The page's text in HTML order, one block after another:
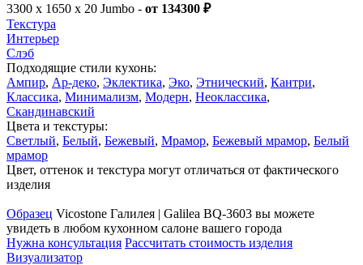
3300 x 1650 x 20 Jumbo - от 134300 ₽
Текстура
Интерьер
Слэб
Подходящие стили кухонь:
Ампир, Ар-деко, Эклектика, Эко, Этнический, Кантри,
Классика, Минимализм, Модерн, Неоклассика,
Скандинавский
Цвета и текстуры:
Светлый, Белый, Бежевый, Мрамор, Бежевый мрамор, Белый
мрамор
Цвет, оттенок и текстура могут отличаться от фактического
изделия
Образец Vicostone Галилея | Galilea BQ-3603 вы можете
увидеть в любом кухонном салоне вашего города
Нужна консультация Рассчитать стоимость изделия
Визуализатор